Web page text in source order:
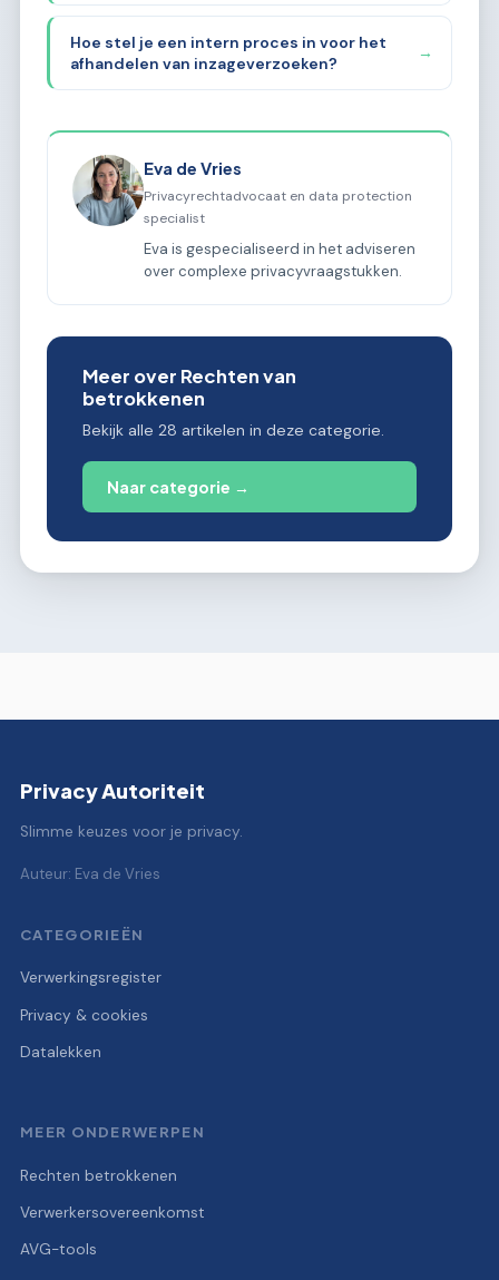
Hoe stel je een intern proces in voor het
afhandelen van inzageverzoeken?
→
Eva de Vries
Privacyrechtadvocaat en data protection
specialist
Eva is gespecialiseerd in het adviseren
over complexe privacyvraagstukken.
Meer over Rechten van
betrokkenen
Bekijk alle 28 artikelen in deze categorie.
Naar categorie →
Privacy Autoriteit
Slimme keuzes voor je privacy.
Auteur: Eva de Vries
CATEGORIEËN
Verwerkingsregister
Privacy & cookies
Datalekken
MEER ONDERWERPEN
Rechten betrokkenen
Verwerkersovereenkomst
AVG-tools